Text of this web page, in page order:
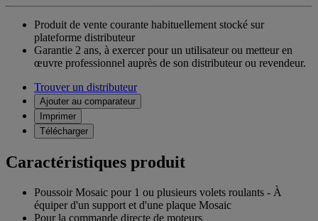
Produit de vente courante habituellement stocké sur
plateforme distributeur
Garantie 2 ans, à exercer pour un utilisateur ou metteur en
œuvre professionnel auprès de son distributeur ou revendeur.
Trouver un distributeur
Ajouter au comparateur
Imprimer
Télécharger
Caractéristiques produit
Poussoir Mosaic pour 1 ou plusieurs volets roulants - À
équiper d'un support et d'une plaque Mosaic
Pour la commande directe de moteurs